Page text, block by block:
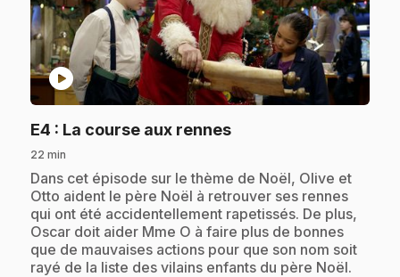
play_circle
E4 : La course aux rennes.
22 min
.Dans cet épisode sur le thème de Noël, Olive et
Otto aident le père Noël à retrouver ses rennes
qui ont été accidentellement rapetissés. De plus,
Oscar doit aider Mme O à faire plus de bonnes
que de mauvaises actions pour que son nom soit
rayé de la liste des vilains enfants du père Noël.